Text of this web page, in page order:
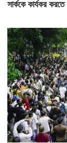
সার্ককে কার্যকর